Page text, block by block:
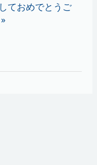
ておめでとうご